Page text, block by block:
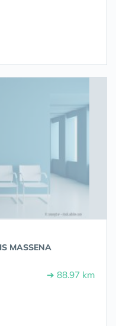
MASSENA
➔ 88.97 km